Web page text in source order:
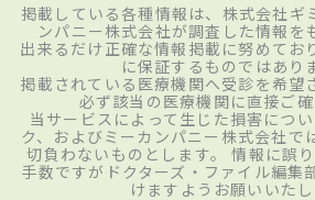
掲載している各種情報は、株式会社ギ
ンパニー株式会社が調査した情報を
出来るだけ正確な情報掲載に努めてお
に保証するものではあり
掲載されている医療機関へ受診を希望
必ず該当の医療機関に直接ご確
当サービスによって生じた損害につ
ク、およびミーカンパニー株式会社で
切負わないものとします。 情報に誤
手数ですがドクターズ・ファイル編集
けますようお願いいたし